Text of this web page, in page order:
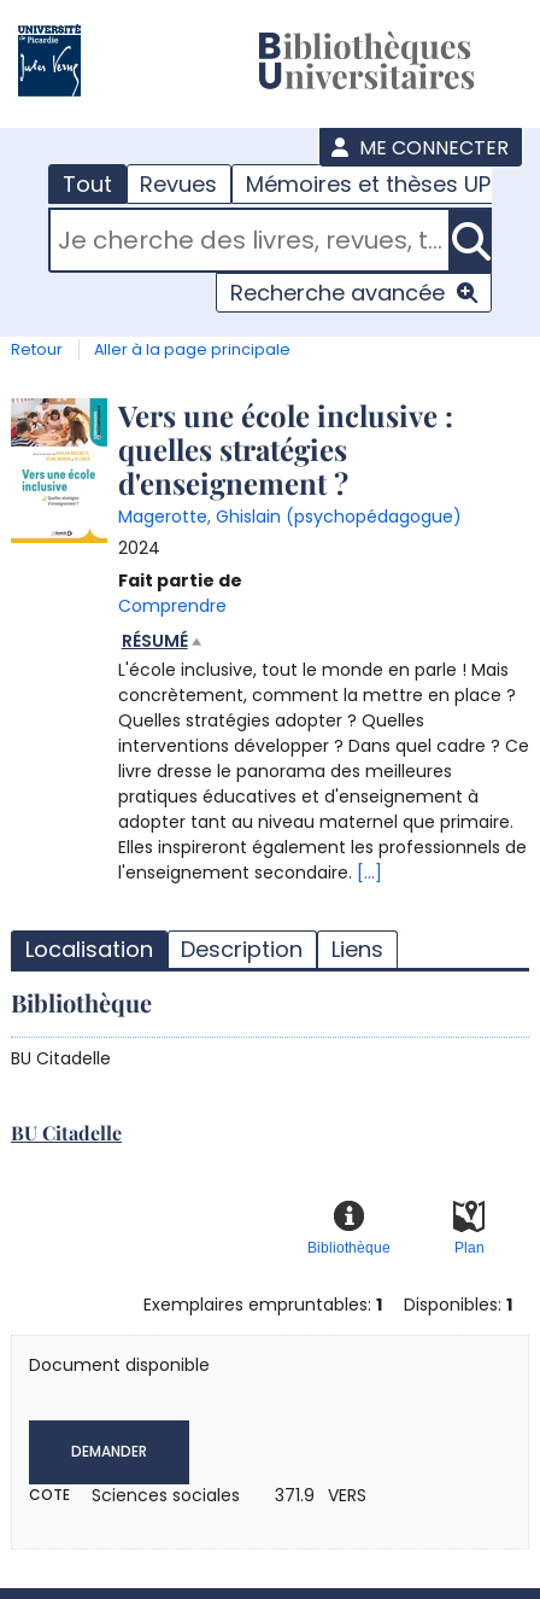
ME CONNECTER
Tout Revues Mémoires et thèses UPJV
RECHERCHER DANS "TOUT"
Recherche avancée
Retour Aller à la page principale
Détail
document
Vers une école inclusive :
quelles stratégies
d'enseignement ?
Magerotte, Ghislain (psychopédagogue)
2024
Fait partie de
Comprendre
RÉSUMÉ
L'école inclusive, tout le monde en parle ! Mais
concrètement, comment la mettre en place ?
Quelles stratégies adopter ? Quelles
interventions développer ? Dans quel cadre ? Ce
livre dresse le panorama des meilleures
pratiques éducatives et d'enseignement à
adopter tant au niveau maternel que primaire.
Elles inspireront également les professionnels de
l'enseignement secondaire. [...]
Localisation Description Liens
Bibliothèque
BU Citadelle
BU Citadelle
Plan
Bibliothèque
Exemplaires empruntables:1 Disponibles:1
Document disponible
DEMANDER
COTE Sciences sociales 371.9 VERS